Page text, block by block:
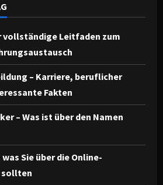
vollständige Leitfaden zum
– Karriere, beruflicher
Fakten
– Was ist über den Namen
Sie über die Online-
sollten